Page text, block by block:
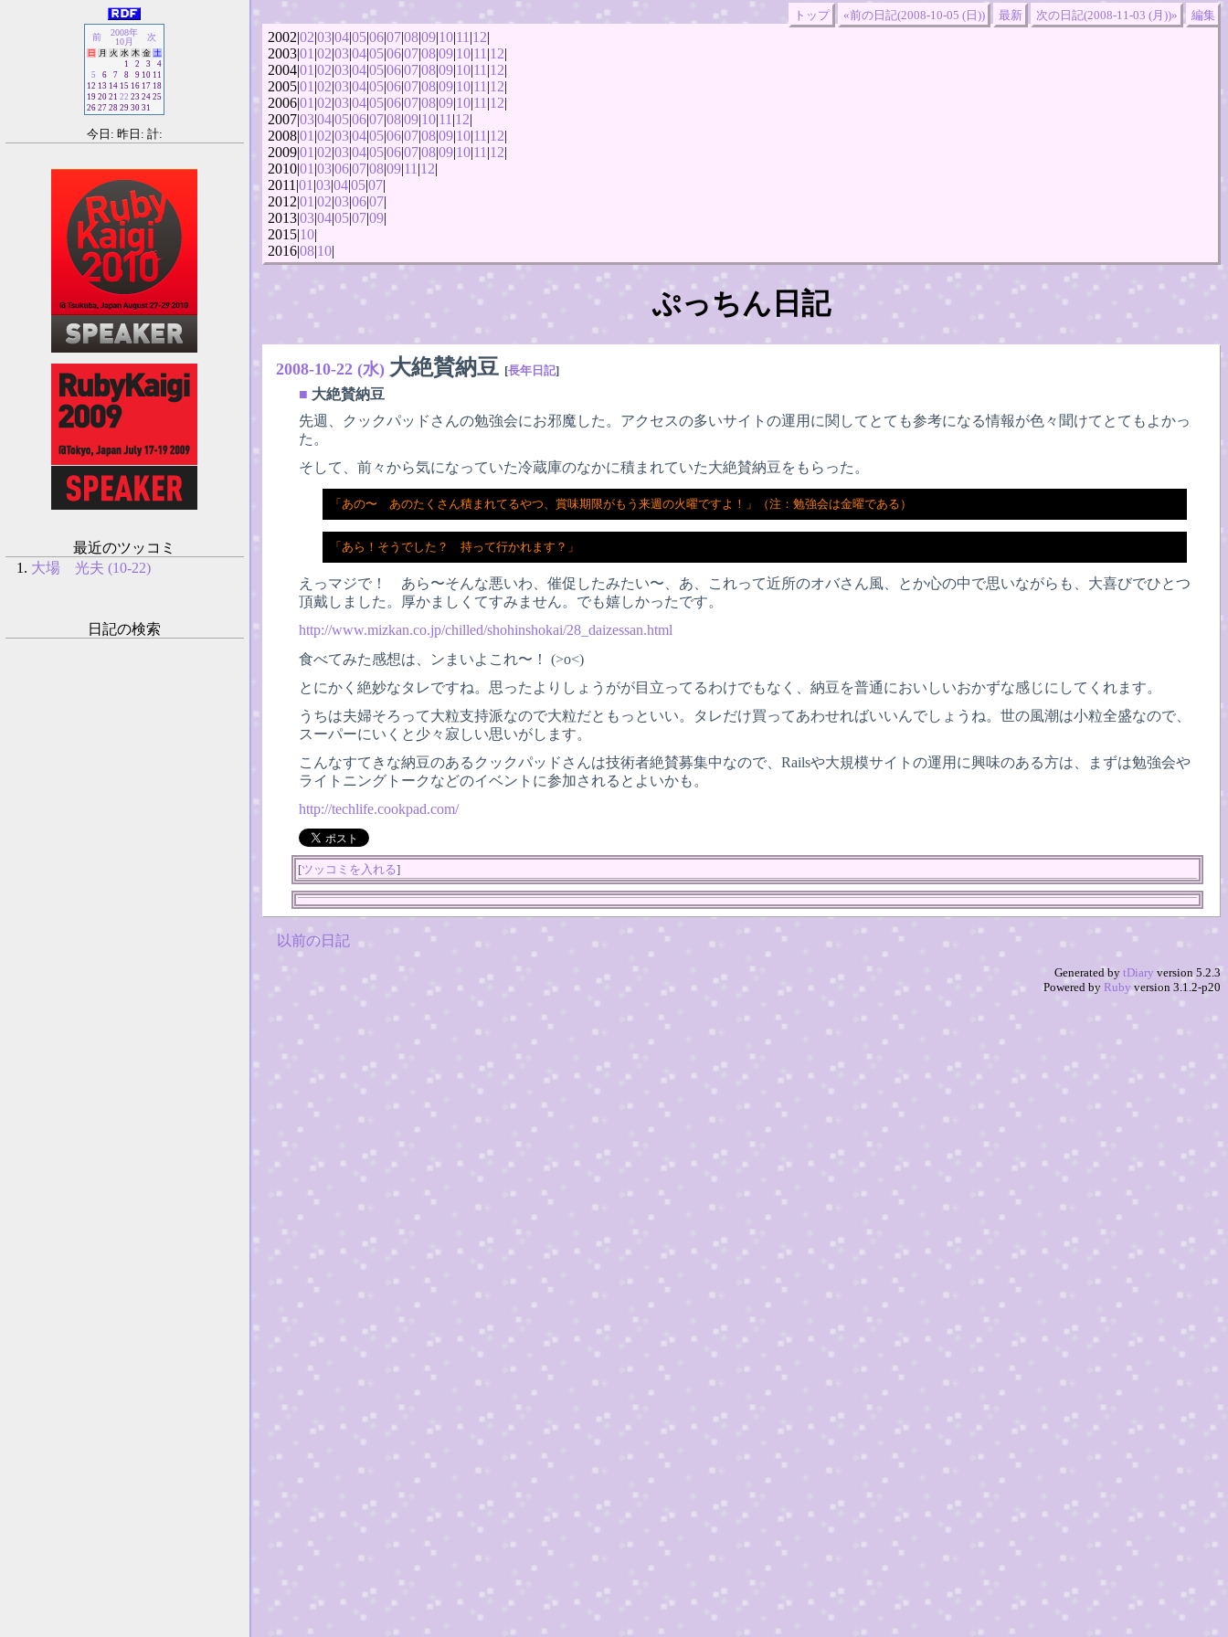
トップ «前の日記(2008-10-05 (日)) 最新 次の日記(2008-11-03 (月))» 編集
2002|02|03|04|05|06|07|08|09|10|11 |12|
2003|01 |02|03|04|05|06|07|08|09|10|11 |12|
2004|01 |02|03|04|05|06|07|08|09|10|11 |12|
2005|01 |02|03|04|05|06|07|08|09|10|11 |12|
2006|01 |02|03|04|05|06|07|08|09|10|11 |12|
2007|03|04|05|06|07|08|09|10|11 |12|
2008|01 |02|03|04|05|06|07|08|09|10|11 |12|
2009|01 |02|03|04|05|06|07|08|09|10|11 |12|
2010|01 |03|06|07|08|09|11 |12|
2011|01 |03|04|05|07|
2012|01 |02|03|06|07|
2013|03|04|05|07|09|
2015|10|
2016|08|10|
ぷっちん日記
2008-10-22 (水) 大絶賛納豆 [長年日記]
■ 大絶賛納豆
先週、クックパッドさんの勉強会にお邪魔した。アクセスの多いサイトの運用に関してとても参考になる情報が色々聞けてとてもよかっ
た。
そして、前々から気になっていた冷蔵庫のなかに積まれていた大絶賛納豆をもらった。
「あの〜　あのたくさん積まれてるやつ、賞味期限がもう来週の火曜ですよ！」（注：勉強会は金曜である）
「あら！そうでした？　持って行かれます？」
えっマジで！ あら〜そんな悪いわ、催促したみたい〜、あ、これって近所のオバさん風、とか心の中で思いながらも、大喜びでひとつ
頂戴しました。厚かましくてすみません。でも嬉しかったです。
http://www.mizkan.co.jp/chilled/shohinshokai/28_daizessan.html
食べてみた感想は、ンまいよこれ〜！ (>o<)
とにかく絶妙なタレですね。思ったよりしょうがが目立ってるわけでもなく、納豆を普通においしいおかずな感じにしてくれます。
うちは夫婦そろって大粒支持派なので大粒だともっといい。タレだけ買ってあわせればいいんでしょうね。世の風潮は小粒全盛なので、
スーパーにいくと少々寂しい思いがします。
こんなすてきな納豆のあるクックパッドさんは技術者絶賛募集中なので、Railsや大規模サイトの運用に興味のある方は、まずは勉強会や
ライトニングトークなどのイベントに参加されるとよいかも。
http://techlife.cookpad.com/
[ツッコミを入れる]
以前の日記
前
2008年
10月
次
日 月 火 水 木 金 土
1
2 3
4
5
6 7 8 9 10 11
12 13 14 15 16 17 18
19 20 21 22 23 24 25
26 27 28 29 30 31
今日: 昨日: 計:
最近のツッコミ
大場 光夫 (10-22)
日記の検索
Generated by tDiary version 5.2.3
Powered by Ruby version 3.1.2-p20